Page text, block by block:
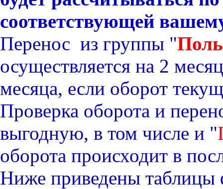
соответствующей
Перенос из группы "
осуществляется на 2
месяца, если оборот
Проверка оборота и
выгодную, в том числе и "
оборота происходит в
Ниже приведены